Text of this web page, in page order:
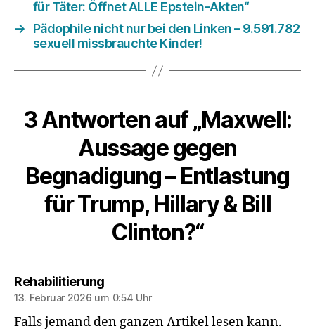
für Täter: Öffnet ALLE Epstein-Akten“
→
Pädophile nicht nur bei den Linken – 9.591.782
sexuell missbrauchte Kinder!
3 Antworten auf „Maxwell:
Aussage gegen
Begnadigung – Entlastung
für Trump, Hillary & Bill
Clinton?“
Rehabilitierungsagt:
13. Februar 2026 um 0:54 Uhr
Falls jemand den ganzen Artikel lesen kann.